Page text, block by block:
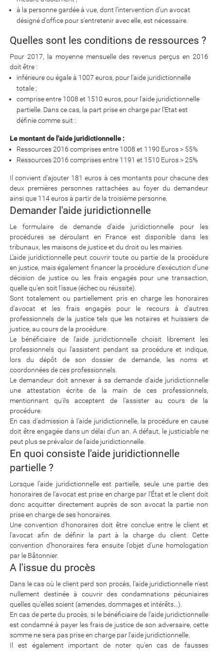
à la personne gardée à vue, dont l'intervention d'un avocat
désigné d'office pour s'entretenir avec elle, est nécessaire.
Quelles sont les conditions de ressources ?
Pour 2017, la moyenne mensuelle des revenus perçus en 2016
doit être :
inférieure ou égale à 1007 euros, pour l'aide juridictionnelle
totale ;
comprise entre 1008 et 1510 euros, pour l'aide juridictionnelle
partielle. Dans ce cas, la part prise en charge par l'Etat est
définie comme suit :
Le montant de l'aide juridictionnelle :
Ressources 2016 comprises entre 1008 et 1190 Euros > 55%
Ressources 2016 comprises entre 1191 et 1510 Euros > 25%
Il convient d'ajouter 181 euros à ces montants pour chacune des
deux premières personnes rattachées au foyer du demandeur
ainsi que 114 euros à partir de la troisième personne.
Demander l'aide juridictionnelle
Le formulaire de demande d'aide juridictionnelle pour les
procédures se déroulant en France est disponible dans les
tribunaux, les maisons de justice et du droit ou les mairies.
L'aide juridictionnelle peut couvrir toute ou partie de la procédure
en justice, mais également financer la procédure d'exécution d'une
décision de justice ou les frais engagés pour une transaction,
quelle qu'en soit l'issue (échec ou réussite).
Sont totalement ou partiellement pris en charge les honoraires
d'avocat et les frais engagés pour le recours à d'autres
professionnels de la justice tels que les notaires et huissiers de
justice, au cours de la procédure.
Le bénéficiaire de l'aide juridictionnelle choisit librement les
professionnels qui l'assistent pendant sa procédure et indique,
lors du dépôt de son dossier de demande, les noms et
coordonnées de ces professionnels.
Le demandeur doit annexer à sa demande d'aide juridictionnelle
une attestation écrite de la main de ces professionnels,
mentionnant qu'ils acceptent de l'assister au cours de la
procédure.
En cas d'admission à l'aide juridictionnelle, la procédure en cause
doit être engagée dans un délai d'un an. A défaut, le justiciable ne
peut plus se prévaloir de l'aide juridictionnelle.
En quoi consiste l'aide juridictionnelle
partielle ?
Lorsque l'aide juridictionnelle est partielle, seule une partie des
honoraires de l'avocat est prise en charge par l'État et le client doit
donc acquitter directement auprès de son avocat la partie non
prise en charge de ses honoraires.
Une convention d'honoraires doit être conclue entre le client et
l'avocat afin de définir la part à la charge du client. Cette
convention d'honoraires fera ensuite l'objet d'une homologation
par le Bâtonnier.
A l'issue du procès
Dans le cas où le client perd son procès, l'aide juridictionnelle n'est
nullement destinée à couvrir des condamnations pécuniaires
quelles qu'elles soient (amendes, dommages et intérêts…).
En cas de perte du procès, si le bénéficiaire de l'aide juridictionnelle
est condamné à payer les frais de justice de son adversaire, cette
somme ne sera pas prise en charge par l'aide juridictionnelle.
Il est également important de noter qu'en cas de fausses